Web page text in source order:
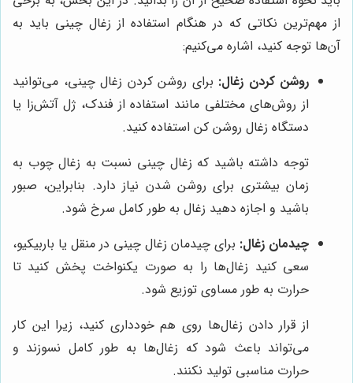
از مهم‌ترین نکاتی که در هنگام استفاده از زغال چینی باید به
آن‌ها توجه کنید، اشاره می‌کنیم:
روشن کردن زغال: برای روشن کردن زغال چینی، می‌توانید
از روش‌های مختلفی مانند استفاده از فندک، ژل آتش‌زا یا
دستگاه زغال روشن کن استفاده کنید.
توجه داشته باشید که زغال چینی نسبت به زغال چوب به
زمان بیشتری برای روشن شدن نیاز دارد. بنابراین، صبور
باشید و اجازه دهید زغال به طور کامل سرخ شود.
چیدمان زغال: برای چیدمان زغال چینی در منقل یا باربیکیو،
سعی کنید زغال‌ها را به صورت یکنواخت پخش کنید تا
حرارت به طور مساوی توزیع شود.
از قرار دادن زغال‌ها روی هم خودداری کنید، زیرا این کار
می‌تواند باعث شود که زغال‌ها به طور کامل نسوزند و
حرارت مناسبی تولید نکنند.